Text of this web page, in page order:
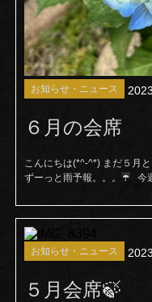
お知らせ・ニュース
６月の会席
こんにちは(*^-^*) まだ５月
ずーっと雨予報。。。☔ 今
お知らせ・ニュース
５月会席🍃